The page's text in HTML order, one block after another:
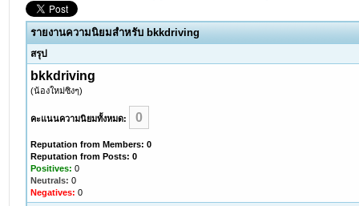
รายงานความนิยมสำหรับ bkkdriving
สรุป
bkkdriving
(น้องใหม่ซิงๆ)
คะแนนความนิยมทั้งหมด: 0
Reputation from Members: 0
Reputation from Posts: 0
Positives: 0
Neutrals: 0
Negatives: 0